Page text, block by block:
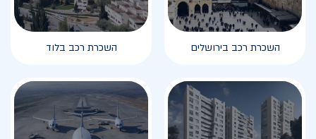
השכרת רכב בירושלים השכרת רכב בלוד